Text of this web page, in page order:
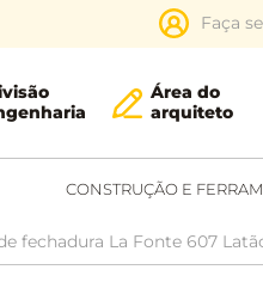
Área do
arquiteto
CONSTRUÇÃO E
fechadura La Fonte 607